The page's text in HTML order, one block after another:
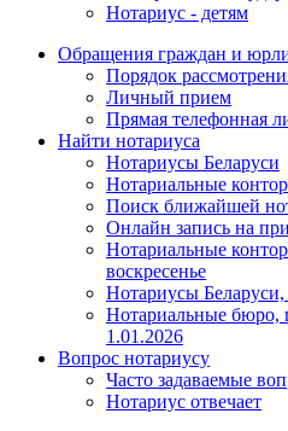
Нотариус - детям
Обращения граждан и
Порядок
Личный прием
Прямая телефонная
Найти нотариуса
Нотариусы Беларуси
Нотариальные
Поиск ближайшей
Онлайн запись на
Нотариальные
воскресенье
Нотариусы Беларуси,
Нотариальные бюро,
1.01.2026
Вопрос нотариусу
Часто задаваемые
Нотариус отвечает